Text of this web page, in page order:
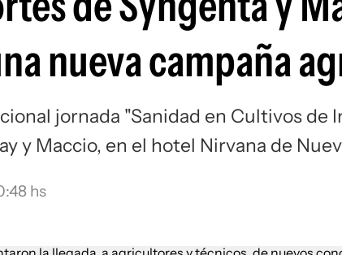
nueva campaña
jornada "Sanidad en Cultivos de
y Maccio, en el hotel Nirvana de
hs